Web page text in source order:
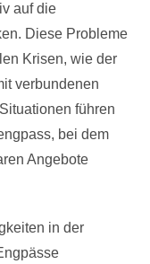
auf die
Diese Probleme
Krisen, wie der
verbundenen
führen
bei dem
Angebote
in der